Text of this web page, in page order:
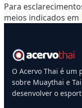
Para
meios indicados em
O Acervo Thai é um
sobre Muaythai e
desenvolver o